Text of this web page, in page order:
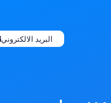
البريد الالكتروني